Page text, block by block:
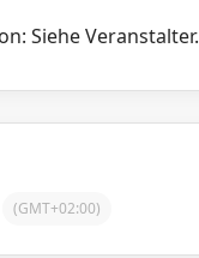
Siehe Veranstalter.
(GMT+02:00)